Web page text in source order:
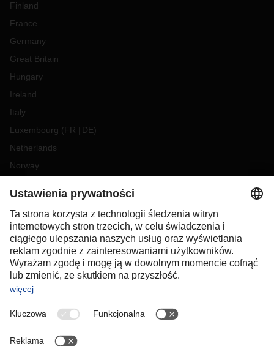
Finland
France
Germany
Great Britain
Hungary
Ireland
Italy
Luxembourg (FR DE)
Netherlands
Norway
Romania
Slovakia
Spain
Sweden
Switzerland
OCEANIA